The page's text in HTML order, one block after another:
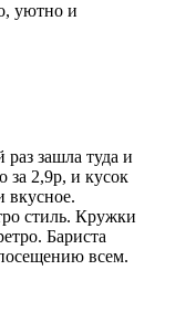
уютно и
зашла туда и
за 2,9р, и кусок
вкусное.
стиль. Кружки
Бариста
всем.